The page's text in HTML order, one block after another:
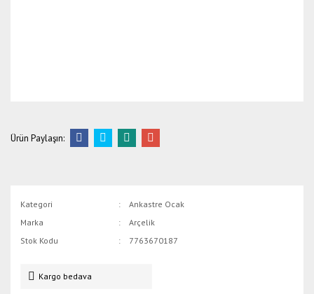
Ürün Paylaşın:
Kategori
Ankastre Ocak
Marka
Arçelik
Stok Kodu
7763670187
Kargo bedava